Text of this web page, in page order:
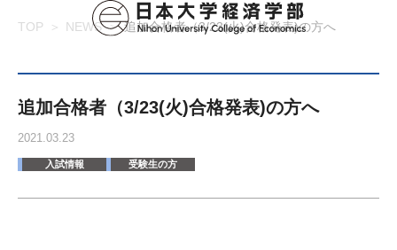
TOP NEWS 追加合格者（3/23(火)合格発表)の方へ
追加合格者（3/23(火)合格発表)の方へ
2021.03.23
入試情報 受験生の方